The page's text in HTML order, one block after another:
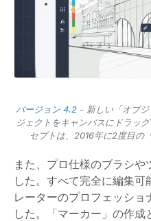
バージョン 4.2 - 新しい「オブ
ジェクトをキャンバスにドラッ
セプトは、2016年に2度目の
また、プロ仕様のブラシや
した。すべて完全に編集可
レーターのプロフェッショ
した。「マーカー」の作成